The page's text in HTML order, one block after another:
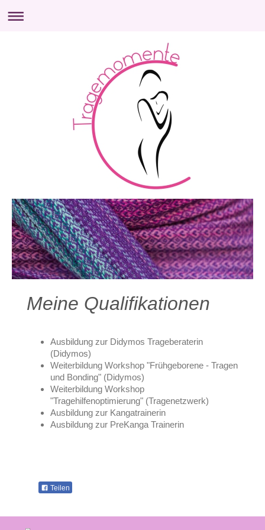
Meine Qualifikationen
Ausbildung zur Didymos Trageberaterin
(Didymos)
Weiterbildung Workshop "Frühgeborene - Tragen
und Bonding" (Didymos)
Weiterbildung Workshop
"Tragehilfenoptimierung" (Tragenetzwerk)
Ausbildung zur Kangatrainerin
Ausbildung zur PreKanga Trainerin
Teilen